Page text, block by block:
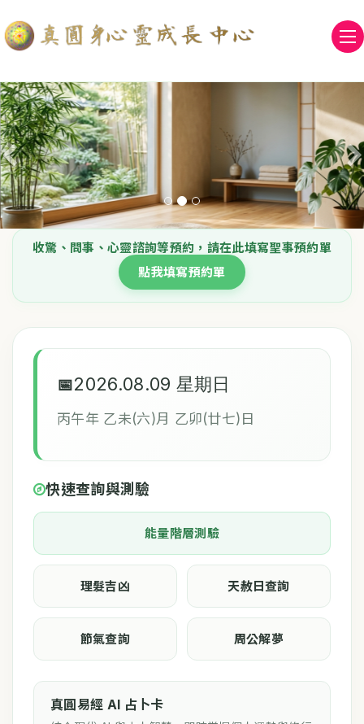
收驚、問事、心靈諮詢等預約，請在此填寫聖事預約單
點我填寫預約單
2026.08.09 星期日
丙午年 乙未(六)月 乙卯(廿七)日
快速查詢與測驗
能量階層測驗
理髮吉凶 天赦日查詢
節氣查詢 周公解夢
真圓易經 AI 占卜卡